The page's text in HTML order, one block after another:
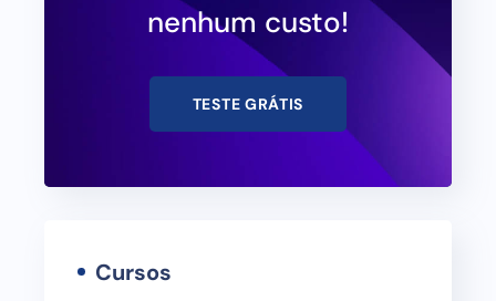
nenhum custo!
TESTE GRÁTIS
Cursos